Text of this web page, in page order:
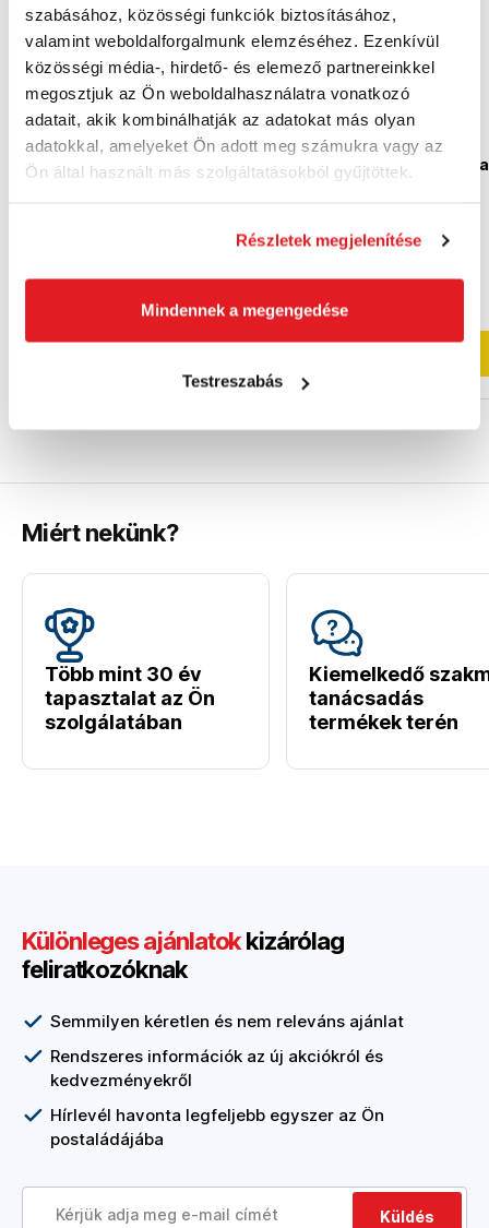
szabásához, közösségi funkciók biztosításához,
valamint weboldalforgalmunk elemzéséhez. Ezenkívül
közösségi média-, hirdető- és elemező partnereinkkel
megosztjuk az Ön weboldalhasználatra vonatkozó
adatait, akik kombinálhatják az adatokat más olyan
adatokkal, amelyeket Ön adott meg számukra vagy az
Ön által használt más szolgáltatásokból gyűjtöttek.
Részletek megjelenítése
Mindennek a megengedése
Testreszabás
MAKITA UR3000 -
ELEKTROMOS
BOGRÓVÁGÓ
24 120 Ft ÁFA nélkül
Utolsó darab
BOSCH ART 30 -
06008A5400 -
06008A5400
23 530 Ft ÁFA nélkül
Miért nekünk?
Több mint 30 év
tapasztalat az Ön
szolgálatában
Kiemelkedő
tanácsadás
termékek terén
Különleges ajánlatokkizárólag
feliratkozóknak
Semmilyen kéretlen és nem releváns ajánlat
Rendszeres információk az új akciókról és
kedvezményekről
Hírlevél havonta legfeljebb egyszer az Ön
postaládájába
Küldés